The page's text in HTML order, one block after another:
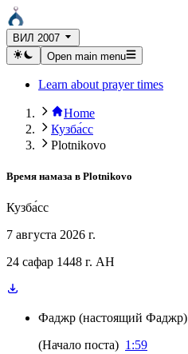
ВИЛ 2007
Open main menu
Learn about prayer times
Home
Кузба́сс
Plotnikovo
Время намаза в Plotnikovo
Кузба́сс
7 августа 2026 г.
24 сафар 1448 г. AH
Фаджр (настоящий Фаджр)
(Начало поста) 1:59